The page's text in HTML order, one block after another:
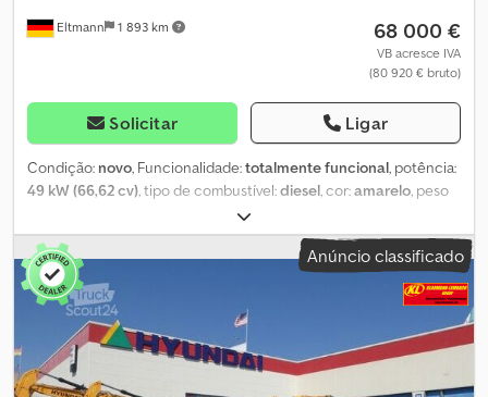
Eltmann 1 893 km 68 000 €
VB acresce IVA
(80 920 € bruto)
Solicitar Ligar
Condição: novo, Funcionalidade:totalmente funcional, potência:
49 kW (66,62 cv) , tipo de combustível:diesel , cor:amarelo , peso
, peso operacional:5 500 kg
12.0 x 16.5 12 PR, estado dos pneus:100 percentagem,
configuração de eixo:4x4, primeira matrícula:04/2024, próxima
inspeção (TÜV):
, Ano de
fabrico:2023, horas de funcionamento:
máquina/veículo:CE0000596 , Equipamento:
segurança UVV, ar condicionado, cabina, faróis adicionais,
filtro de partículas, hidráulica, hidráulica do gripper, martelo
Anúncio classificado